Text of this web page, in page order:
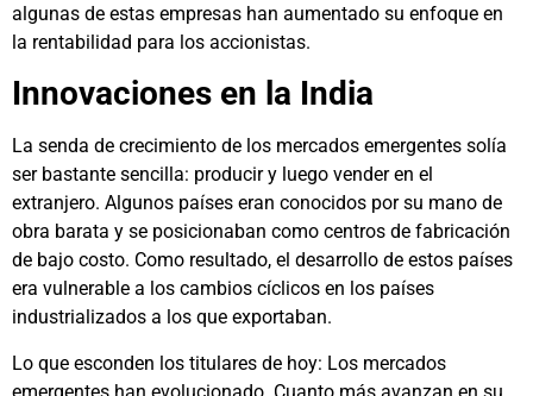
algunas de estas empresas han aumentado su enfoque en
la rentabilidad para los accionistas.
Innovaciones en la India
La senda de crecimiento de los mercados emergentes solía
ser bastante sencilla: producir y luego vender en el
extranjero. Algunos países eran conocidos por su mano de
obra barata y se posicionaban como centros de fabricación
de bajo costo. Como resultado, el desarrollo de estos países
era vulnerable a los cambios cíclicos en los países
industrializados a los que exportaban.
Lo que esconden los titulares de hoy: Los mercados
emergentes han evolucionado. Cuanto más avanzan en su